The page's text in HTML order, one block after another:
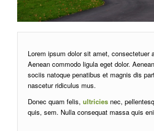
Lorem ipsum dolor sit amet, consectetuer
Aenean commodo ligula eget dolor.
sociis natoque penatibus et magnis dis
nascetur ridiculus mus.
Donec quam felis, ultriciesnec,
quis, sem. Nulla consequat massa quis